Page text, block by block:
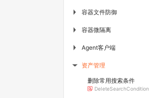
▶ 容器文件防御
▶ 容器微隔离
▶ Agent客户端
▶ 资产管理
删除常用搜索条件
DeleteSearchCondition